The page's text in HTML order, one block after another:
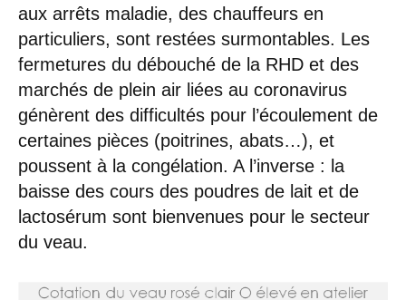
aux arrêts maladie, des chauffeurs en
particuliers, sont restées surmontables. Les
fermetures du débouché de la RHD et des
marchés de plein air liées au coronavirus
génèrent des difficultés pour l’écoulement de
certaines pièces (poitrines, abats…), et
poussent à la congélation. A l’inverse : la
baisse des cours des poudres de lait et de
lactosérum sont bienvenues pour le secteur
du veau.